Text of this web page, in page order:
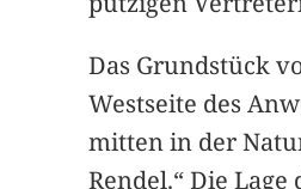
Das Grundstück
Westseite des
mitten in der
Rendel.“ Die